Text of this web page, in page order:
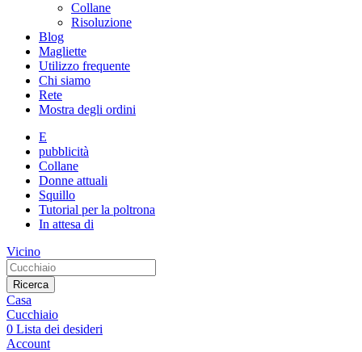
Collane
Risoluzione
Blog
Magliette
Utilizzo frequente
Chi siamo
Rete
Mostra degli ordini
E
pubblicità
Collane
Donne attuali
Squillo
Tutorial per la poltrona
In attesa di
Vicino
Ricerca
Casa
Cucchiaio
0 Lista dei desideri
Account